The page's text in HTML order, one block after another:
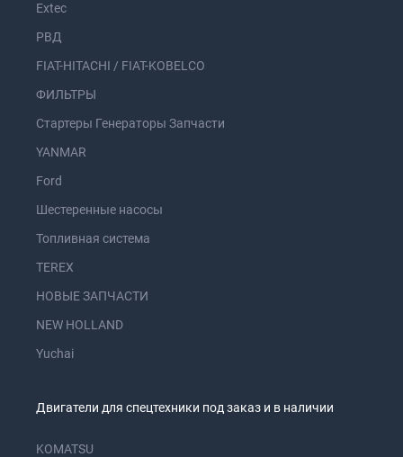
Extec
РВД
FIAT-HITACHI / FIAT-KOBELCO
ФИЛЬТРЫ
Стартеры Генераторы Запчасти
YANMAR
Ford
Шестеренные насосы
Топливная система
TEREX
НОВЫЕ ЗАПЧАСТИ
NEW HOLLAND
Yuchai
Двигатели для спецтехники под заказ и в наличии
KOMATSU